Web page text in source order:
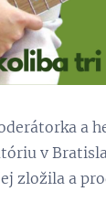
a
v
a